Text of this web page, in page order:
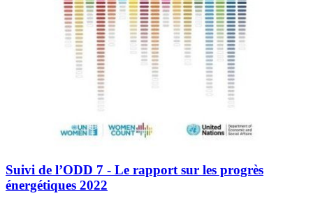
Suivi de l’ODD 7 - Le rapport sur les progrès
énergétiques 2022